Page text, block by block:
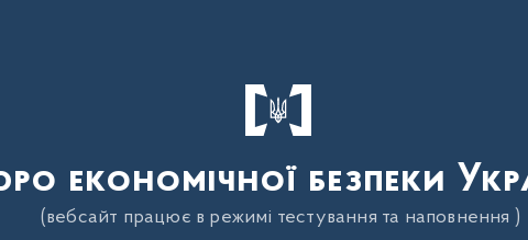
економічної безпеки
(вебсайт працює в режимі тестування та наповнення )